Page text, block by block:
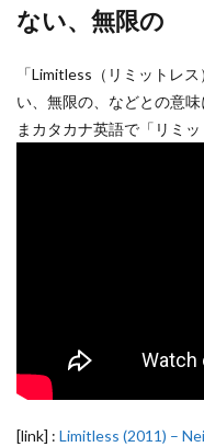
ない、無限の
「Limitless（リミットレ
い、無限の、などとの意
まカタカナ英語で「リミ
[link] : Limitless (2011) –